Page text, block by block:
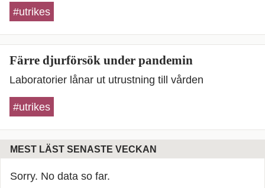
#utrikes
Färre djurförsök under pandemin
Laboratorier lånar ut utrustning till vården
#utrikes
MEST LÄST SENASTE VECKAN
Sorry. No data so far.